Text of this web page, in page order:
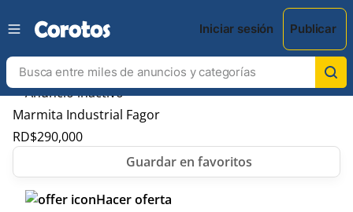
Iniciar sesión Publicar
Marmita Industrial Fagor
RD$290,000
Hacer oferta